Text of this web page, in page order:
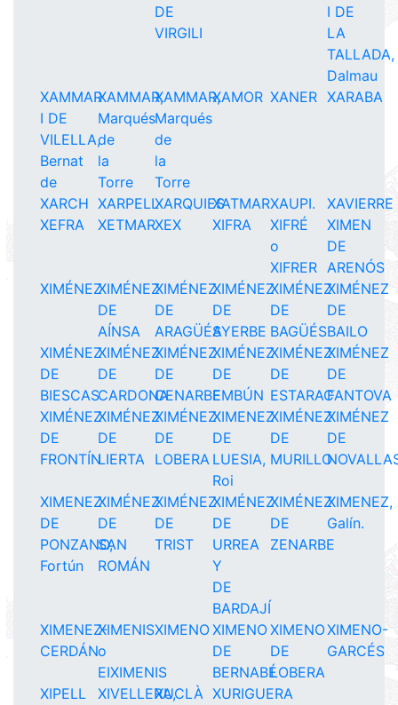
DE
VIRGILI
I DE
LA
TALLADA,
Dalmau
XAMMAR
I DE
VILELLA,
Bernat
de
XAMMAR,
Marqués
de
la
Torre
XAMMAR,
Marqués
de
la
Torre
XAMOR XANER XARABA
XARCH XARPELLXARQUIESXATMARXAUPI.
XAVIERRE
XEFRA
XETMARXEX XIFRA
XIFRÉ
o
XIFRER
XIMEN
DE
ARENÓS
XIMÉNEZXIMÉNEZ
DE
AÍNSA
XIMÉNEZ
DE
ARAGÜÉS
XIMÉNEZ
DE
AYERBE
XIMÉNEZ
DE
BAGÜÉS
XIMÉNEZ
DE
BAILO
XIMÉNEZ
DE
BIESCAS
XIMÉNEZ
DE
CARDONA
XIMÉNEZ
DE
CENARBE
XIMÉNEZ
DE
EMBÚN
XIMÉNEZ
DE
ESTARAC
XIMÉNEZ
DE
FANTOVA
XIMÉNEZ
DE
FRONTÍN
XIMÉNEZ
DE
LIERTA
XIMÉNEZ
DE
LOBERA
XIMENEZ
DE
LUESIA,
Roi
XIMÉNEZ
DE
MURILLO
XIMÉNEZ
DE
XIMENEZ
DE
PONZANO,
Fortún
XIMÉNEZ
DE
SAN
ROMÁN
XIMÉNEZ
DE
TRIST
XIMÉNEZ
DE
URREA
Y
DE
BARDAJÍ
XIMÉNEZ
DE
ZENARBE
XIMENEZ,
Galín.
XIMENEZ-
CERDÁN
XIMENIS
o
EIXIMENIS
XIMENOXIMENO
DE
BERNABÉ
XIMENO
DE
LOBERA
XIMENO-
GARCÉS
XIPELL XIVELLERA,XUCLÀ XURIGUERA